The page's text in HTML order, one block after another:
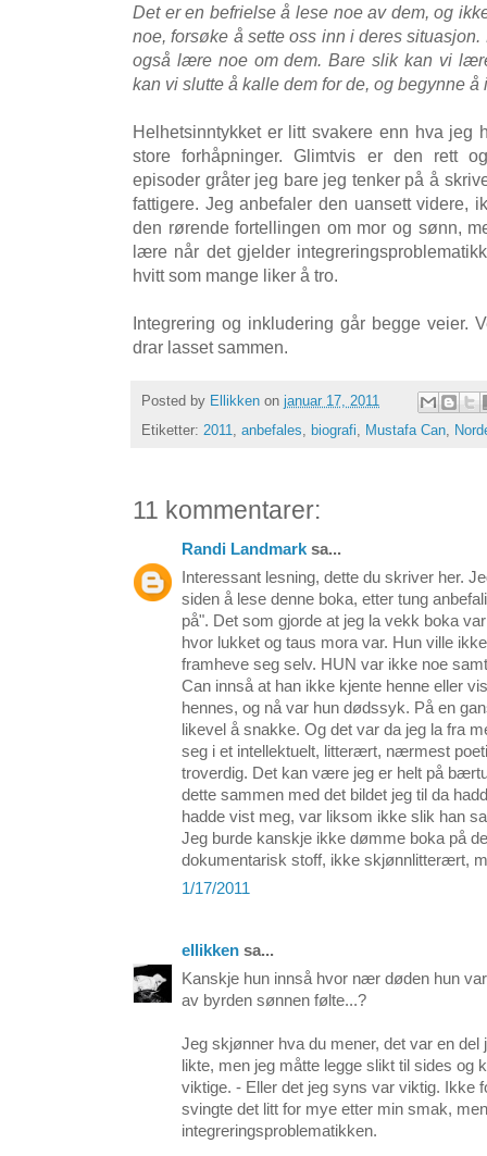
Det er en befrielse å lese noe av dem, og
noe, forsøke å sette oss inn i deres
også lære noe om dem. Bare slik kan vi
kan vi slutte å kalle dem for de, og begynne å
Helhetsinntykket er litt svakere enn hva jeg
store forhåpninger. Glimtvis er den rett
episoder gråter jeg bare jeg tenker på å
fattigere. Jeg anbefaler den uansett videre,
den rørende fortellingen om mor og sønn,
lære når det gjelder
hvitt som mange liker å tro.
Integrering og inkludering går begge veier.
drar lasset sammen.
Posted by Ellikken on januar 17, 2011
Etiketter: 2011, anbefales, biografi, Mustafa Can,
11 kommentarer:
Randi Landmark sa...
Interessant lesning, dette du skriver her.
siden å lese denne boka, etter tung
på". Det som gjorde at jeg la vekk boka
hvor lukket og taus mora var. Hun ville
framheve seg selv. HUN var ikke noe
Can innså at han ikke kjente henne eller
hennes, og nå var hun dødssyk. På en
likevel å snakke. Og det var da jeg la fra
seg i et intellektuelt, litterært, nærmest
troverdig. Det kan være jeg er helt på
dette sammen med det bildet jeg til da
hadde vist meg, var liksom ikke slik han
Jeg burde kanskje ikke dømme boka på
dokumentarisk stoff, ikke skjønnlitterært,
1/17/2011
ellikken sa...
Kanskje hun innså hvor nær døden hun
av byrden sønnen følte...?
Jeg skjønner hva du mener, det var en
likte, men jeg måtte legge slikt til sides og
viktige. - Eller det jeg syns var viktig. Ikke
svingte det litt for mye etter min smak,
integreringsproblematikken.